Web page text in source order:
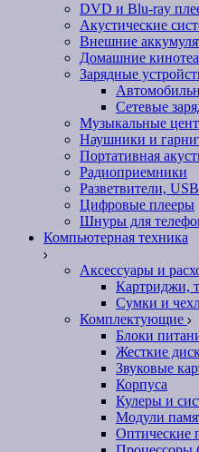
DVD и Blu-ray
Акустические
Внешние
Домашние
Зарядные
Сетевые
Музыкальные
Наушники и
Портативная
Радиоприемники
Разветвители,
Цифровые плееры
Шнуры для
Компьютерная техника
Аксессуары и
Картриджи,
Сумки и
Комплектующие
Блоки
Жесткие
Звуковые
Корпуса
Кулеры и
Модули
Оптические